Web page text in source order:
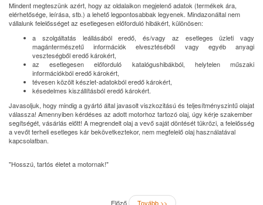
Mindent megteszünk azért, hogy az oldalaikon megjelenő adatok (termékek ára,
elérhetősége, leírása, stb.) a lehető legpontosabbak legyenek. Mindazonáltal nem
vállalunk felelősséget az esetlegesen előforduló hibákért, különösen:
a szolgáltatás leállásából eredő, és/vagy az esetleges üzleti vagy
magántermészetű információk elvesztéséből vagy egyéb anyagi
veszteségből eredő károkért,
az esetlegesen előforduló katalógushibákból, helytelen műszaki
információkból eredő károkért,
tévesen közölt készlet-adatokból eredő károkért,
késedelmes kiszállításból eredő károkért.
Javasoljuk, hogy mindig a gyártó által javasolt viszkozitású és teljesítményszintű olajat
válassza! Amennyiben kérdéses az adott motorhoz tartozó olaj, úgy kérje szakember
segítségét, vásárlás előtt! A megrendelt olaj a vevő saját döntését tükrözi, a felelősség
a vevőt terheli esetleges kár bekövetkeztekor, nem megfelelő olaj használatával
kapcsolatban.
"Hosszú, tartós életet a motornak!"
Előző Tovább >>